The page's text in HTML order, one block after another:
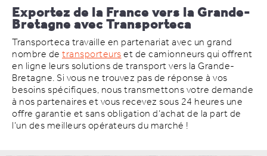
Exportez de la France vers la Grande-
Bretagne avec Transporteca
Transporteca travaille en partenariat avec un grand
nombre detransporteurset de camionneurs qui offrent
en ligne leurs solutions de transport vers la Grande-
Bretagne. Si vous ne trouvez pas de réponse à vos
besoins spécifiques, nous transmettons votre demande
à nos partenaires et vous recevez sous 24 heures une
offre garantie et sans obligation d’achat de la part de
l’un des meilleurs opérateurs du marché !